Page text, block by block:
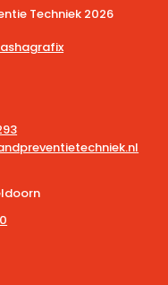
Techniek 2026